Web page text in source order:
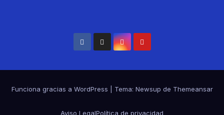
Funciona gracias a WordPress Tema: Newsup de Themeansar
Aviso LegalPolítica de privacidad